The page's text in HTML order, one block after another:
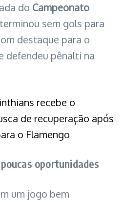
do Campeonato
sem gols para
destaque para o
defendeu pênalti na
recebe o
de recuperação após
o Flamengo
oportunidades
um jogo bem